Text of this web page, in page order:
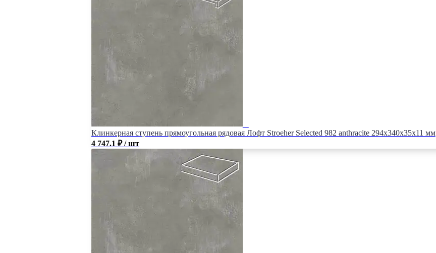
Клинкерная ступень прямоугольная рядовая Лофт Stroeher Selected 982 anthracite 294х340х35х11 мм
4 747.1 ₽ / шт